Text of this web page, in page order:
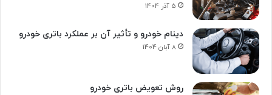
5 آذر 1404
دینام خودرو و تأثیر آن بر عملکرد باتری خودرو
8 آبان 1404
روش تعویض باتری خودرو